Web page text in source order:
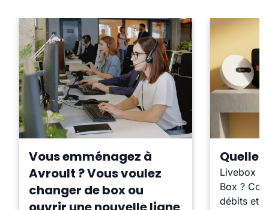
Vous emménagez à
Avroult ? Vous voulez
changer de box ou
Quelle
Livebox ?
Box ?
débits et